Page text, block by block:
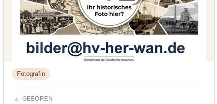
Fotografin
⭐ GEBOREN